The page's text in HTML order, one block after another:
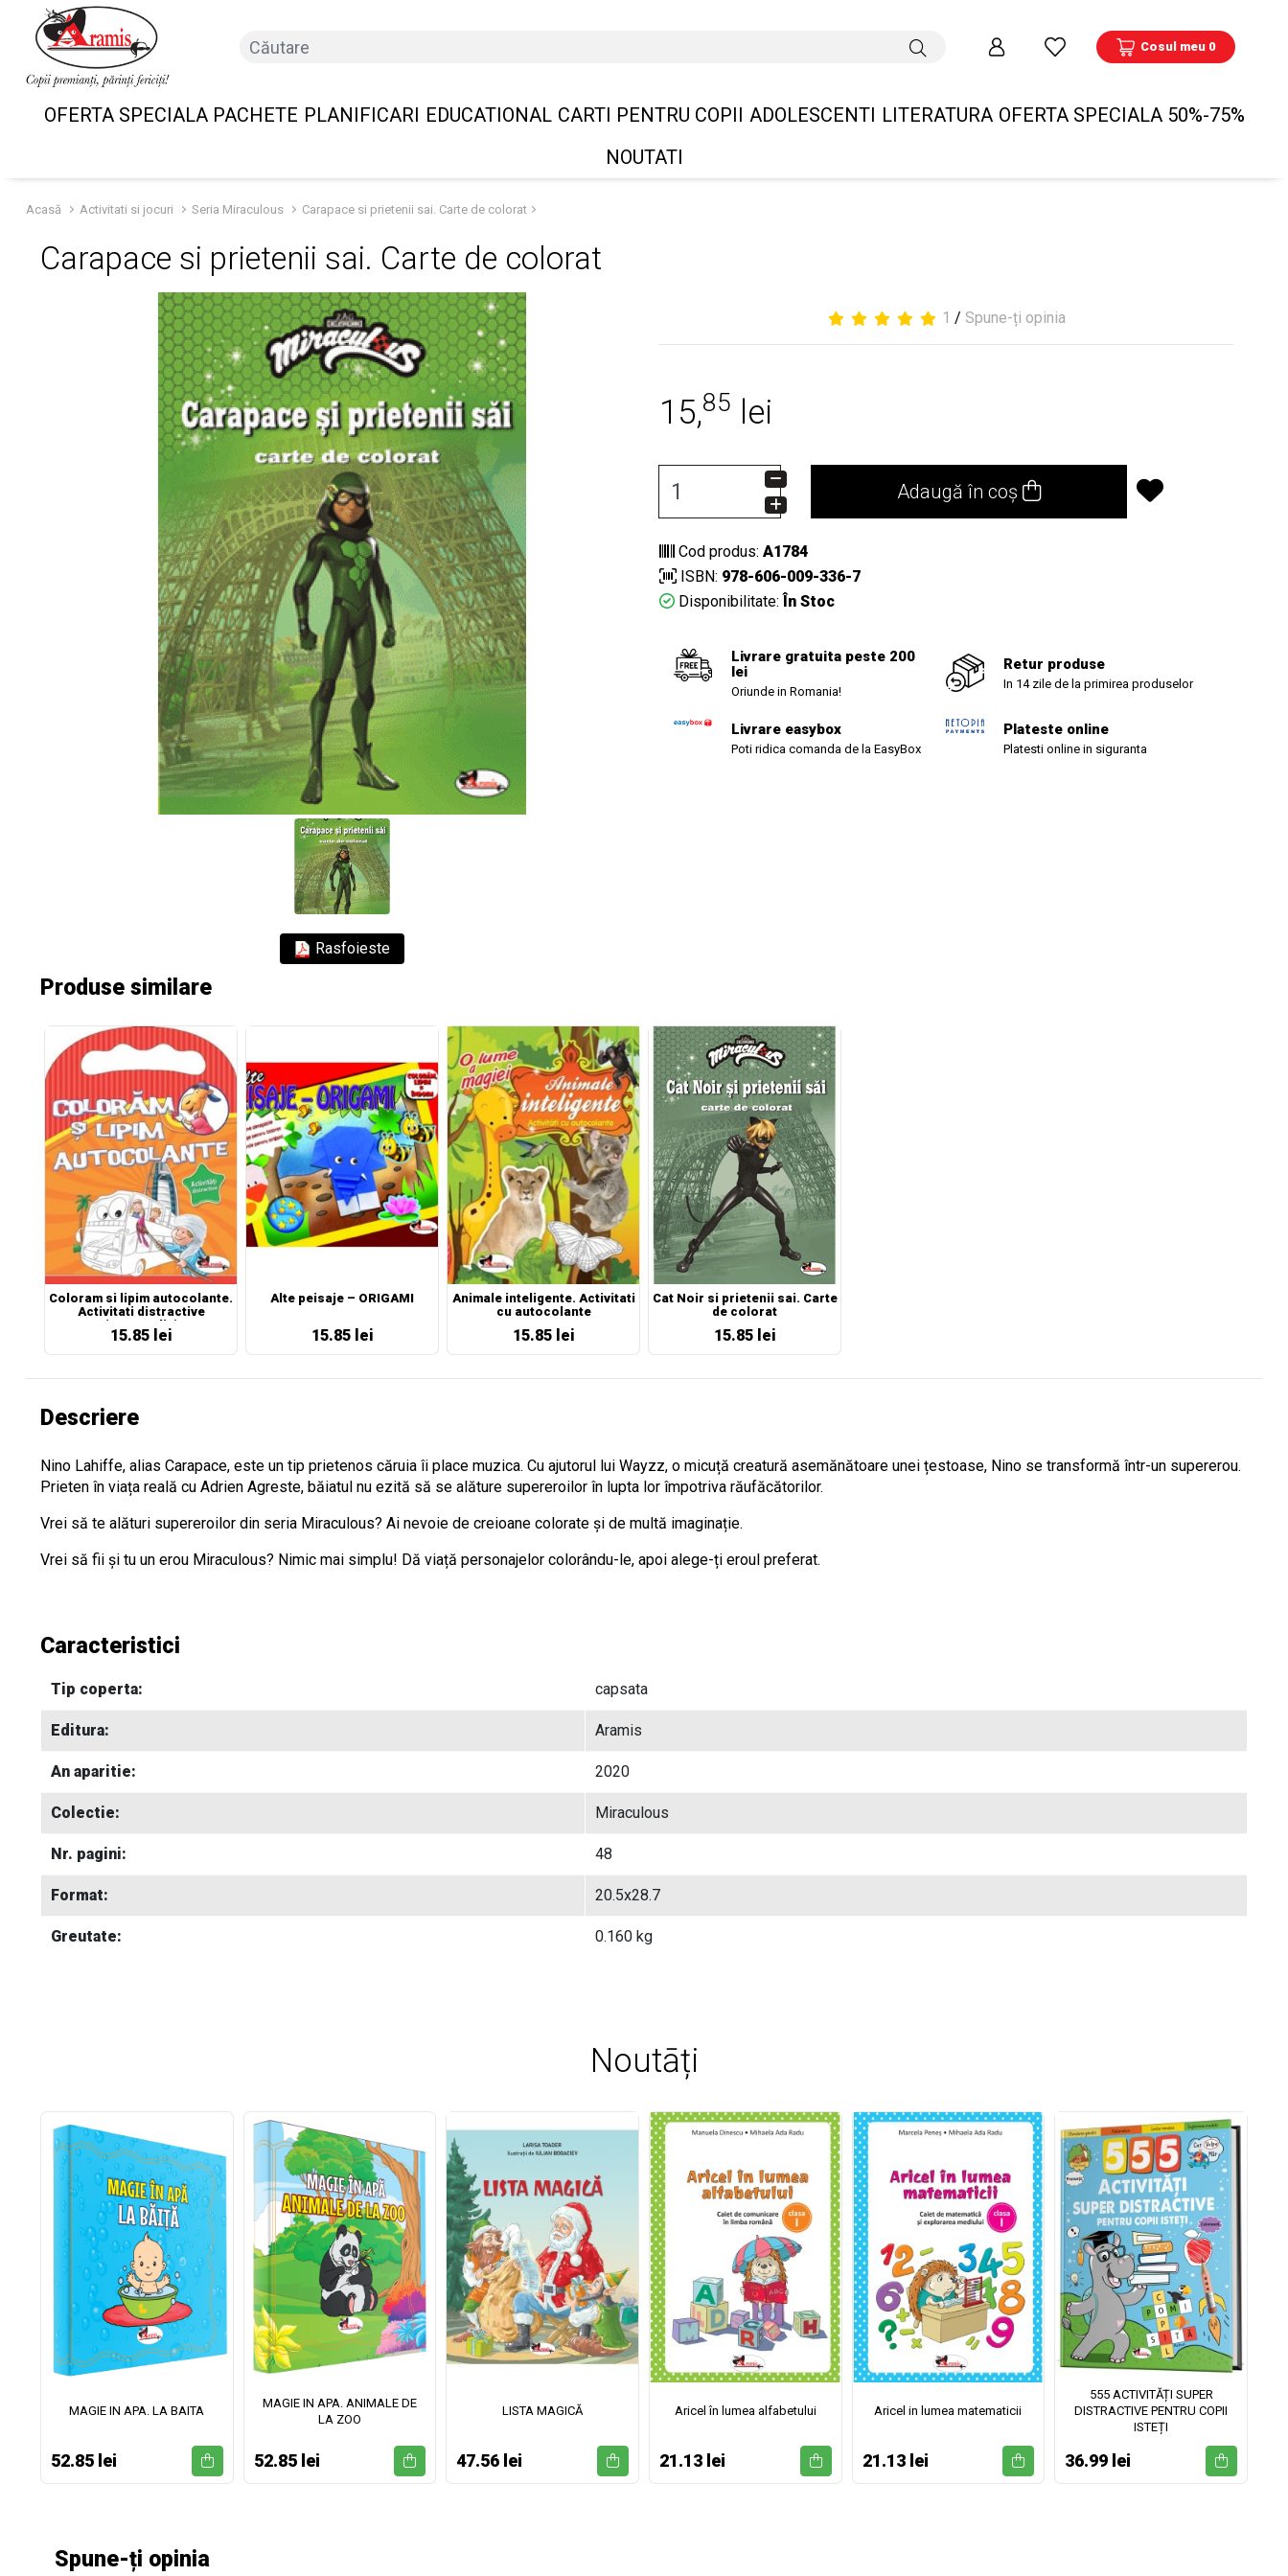
Cosul meu 0
OFERTA SPECIALA PACHETE PLANIFICARI EDUCATIONAL CARTI PENTRU COPII ADOLESCENTI LITERATURA OFERTA SPECIALA 50%-75%
NOUTATI
Acasă Activitati si jocuri Seria Miraculous Carapace si prietenii sai. Carte de colorat
Carapace si prietenii sai. Carte de colorat
Rasfoieste
1 / Spune-ți opinia
15,85 lei
Adaugă în coș
Cod produs: A1784
ISBN: 978-606-009-336-7
Disponibilitate: În Stoc
Livrare gratuita peste 200
lei
Oriunde in Romania!
Retur produse
In 14 zile de la primirea produselor
Livrare easybox
Poti ridica comanda de la EasyBox
Plateste online
Platesti online in siguranta
Produse similare
Coloram si lipim autocolante.
Activitati distractive
(portocaliu)
15.85 lei
Alte peisaje – ORIGAMI
15.85 lei
Animale inteligente. Activitati
cu autocolante
15.85 lei
Cat Noir si prietenii sai. Carte
de colorat
15.85 lei
Descriere
Nino Lahiffe, alias Carapace, este un tip prietenos căruia îi place muzica. Cu ajutorul lui Wayzz, o micuță creatură asemănătoare unei țestoase, Nino se transformă într-un supererou.
Prieten în viața reală cu Adrien Agreste, băiatul nu ezită să se alăture supereroilor în lupta lor împotriva răufăcătorilor.
Vrei să te alături supereroilor din seria Miraculous? Ai nevoie de creioane colorate și de multă imaginație.
Vrei să fii și tu un erou Miraculous? Nimic mai simplu! Dă viață personajelor colorându-le, apoi alege-ți eroul preferat.
Caracteristici
Tip coperta: capsata
Editura: Aramis
An aparitie: 2020
Colectie: Miraculous
Nr. pagini: 48
Format: 20.5x28.7
Greutate: 0.160 kg
Noutāți
MAGIE IN APA. LA BAITA
52.85 lei
MAGIE IN APA. ANIMALE DE
LA ZOO
52.85 lei
LISTA MAGICĂ
47.56 lei
Aricel în lumea alfabetului
21.13 lei
Aricel in lumea matematicii
21.13 lei
555 ACTIVITĂȚI SUPER
DISTRACTIVE PENTRU COPII
ISTEȚI
36.99 lei
Spune-ți opinia